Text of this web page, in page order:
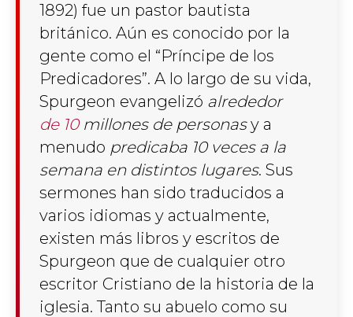
1892) fue un pastor bautista
británico. Aún es conocido por la
gente como el “Príncipe de los
Predicadores”. A lo largo de su vida,
Spurgeon evangelizó alrededor
de 10millones de personasy a
menudo predicaba 10 veces a la
semana en distintos lugares. Sus
sermones han sido traducidos a
varios idiomas y actualmente,
existen más libros y escritos de
Spurgeon que de cualquier otro
escritor Cristiano de la historia de la
iglesia. Tanto su abuelo como su